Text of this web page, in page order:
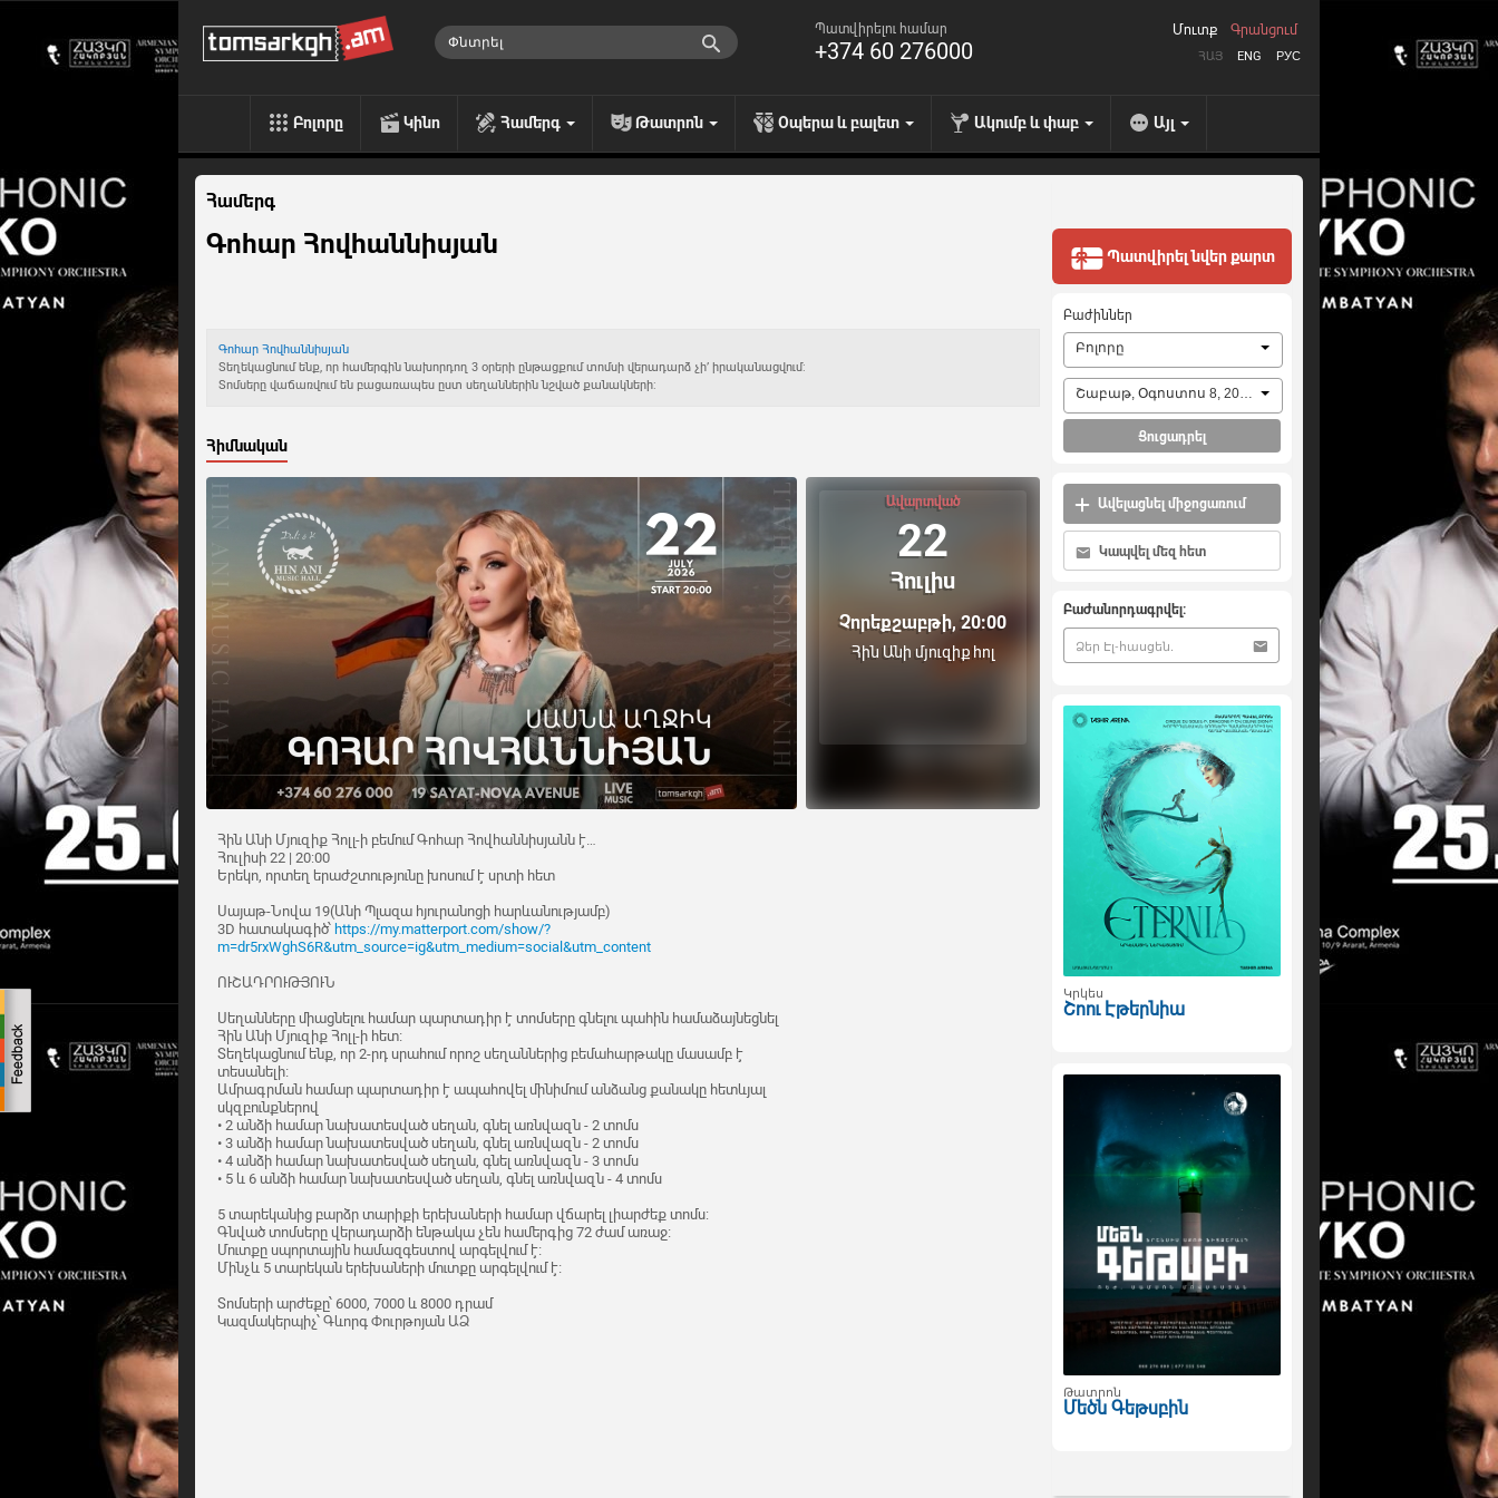
Պատվիրելու համար
+374 60 276000 ՀԱՅ ENG РУС
Մուտք Գրանցում
Բոլորը Կինո Համերգ Թատրոն Օպերա և բալետ Ակումբ և փաբ Այլ
Համերգ
Գոհար Հովհաննիսյան
Գոհար Հովհաննիսյան
Տեղեկացնում ենք, որ համերգին նախորդող 3 օրերի ընթացքում տոմսի վերադարձ չի’ իրականացվում:
Տոմսերը վաճառվում են բացառապես ըստ սեղաններին նշված քանակների:
Հիմնական
Ավարտված
22
Հուլիս
Չորեքշաբթի, 20:00
Հին Անի մյուզիք հոլ
Հին Անի Մյուզիք Հոլլ-ի բեմում Գոհար Հովհաննիսյանն է…
Հուլիսի 22 | 20:00
Երեկո, որտեղ երաժշտությունը խոսում է սրտի հետ
Սայաթ-Նովա 19(Անի Պլազա հյուրանոցի հարևանությամբ)
3D հատակագիծ՝ https://my.matterport.com/show/?
m=dr5rxWghS6R&utm_source=ig&utm_medium=social&utm_content
ՈՒՇԱԴՐՈՒԹՅՈՒՆ
Սեղանները միացնելու համար պարտադիր է տոմսերը գնելու պահին համաձայնեցնել
Հին Անի Մյուզիք Հոլլ-ի հետ։
Տեղեկացնում ենք, որ 2-րդ սրահում որոշ սեղաններից բեմահարթակը մասամբ է
տեսանելի։
Ամրագրման համար պարտադիր է ապահովել մինիմում անձանց քանակը հետևյալ
սկզբունքներով
• 2 անձի համար նախատեսված սեղան, գնել առնվազն - 2 տոմս
• 3 անձի համար նախատեսված սեղան, գնել առնվազն - 2 տոմս
• 4 անձի համար նախատեսված սեղան, գնել առնվազն - 3 տոմս
• 5 և 6 անձի համար նախատեսված սեղան, գնել առնվազն - 4 տոմս
5 տարեկանից բարձր տարիքի երեխաների համար վճարել լիարժեք տոմս:
Գնված տոմսերը վերադարձի ենթակա չեն համերգից 72 ժամ առաջ։
Մուտքը սպորտային համազգեստով արգելվում է։
Մինչև 5 տարեկան երեխաների մուտքը արգելվում է։
Տոմսերի արժեքը՝ 6000, 7000 և 8000 դրամ
Կազմակերպիչ՝ Գևորգ Փուրթոյան ԱՁ
Պատվիրել նվեր քարտ
Բաժիններ
Բոլորը
Շաբաթ, Օգոստոս 8, 2026
Ցուցադրել
Ավելացնել միջոցառում
Կապվել մեզ հետ
Բաժանորդագրվել:
Կրկես
Շոու Էթերնիա
Թատրոն
Մեծն Գեթսբին